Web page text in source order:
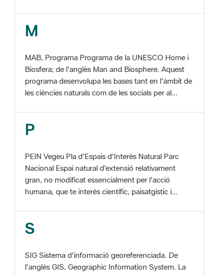
Biosfera; de l'anglès Man and Biosphere. Aquest
les ciències naturals com de les socials per al...
P
Nacional Espai natural d'extensió relativament
humana, que te interès científic, paisatgístic i...
S
l'anglès GIS, Geographic Information System. La
recollida de dades a partir del treball de camp i de...